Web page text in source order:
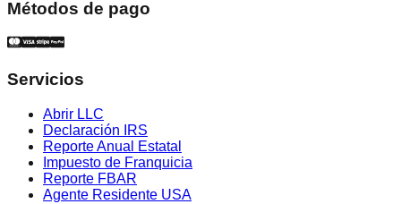
Métodos de pago
Servicios
Abrir LLC
Declaración IRS
Reporte Anual Estatal
Impuesto de Franquicia
Reporte FBAR
Agente Residente USA